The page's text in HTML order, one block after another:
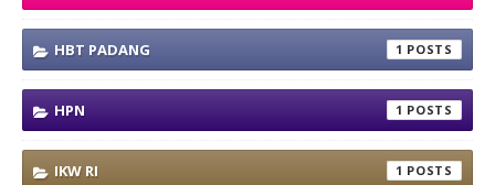
HBT PADANG 1
HPN 1
IKW RI 1